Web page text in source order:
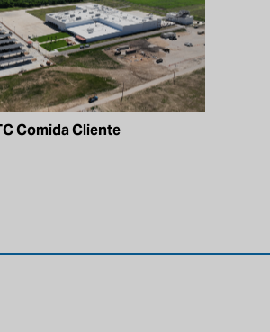
Comida Cliente